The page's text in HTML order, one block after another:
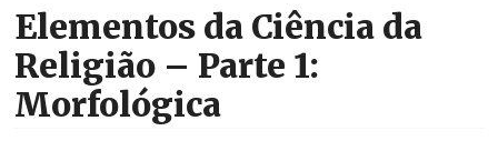
Elementos da Ciência da
Religião – Parte 1:
Morfológica